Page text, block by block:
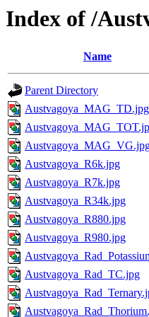
Index of /
Name
Parent Directory
Austvagoya_MAG_TD.jpg
Austvagoya_R6k.jpg
Austvagoya_R7k.jpg
Austvagoya_R34k.jpg
Austvagoya_R880.jpg
Austvagoya_R980.jpg
Austvagoya_Rad_TC.jpg